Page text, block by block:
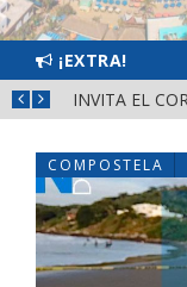
¡EXTRA!
COMPOSTELA